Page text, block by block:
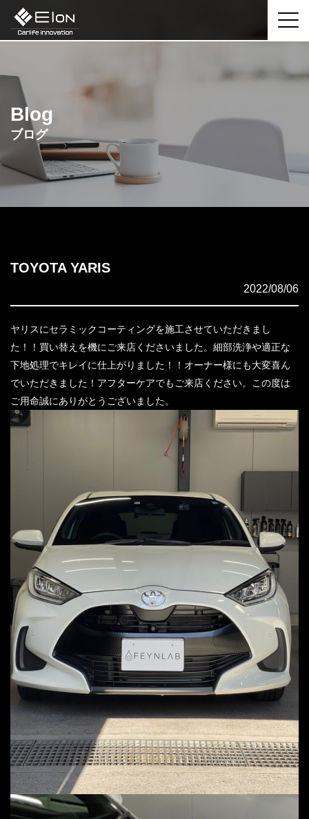
Blog
ブログ
TOYOTA YARIS
2022/08/06
ヤリスにセラミックコーティングを施工させていただきまし
た！！買い替えを機にご来店くださいました。細部洗浄や適正な
下地処理でキレイに仕上がりました！！オーナー様にも大変喜ん
でいただきました！アフターケアでもご来店ください。この度は
ご用命誠にありがとうございました。